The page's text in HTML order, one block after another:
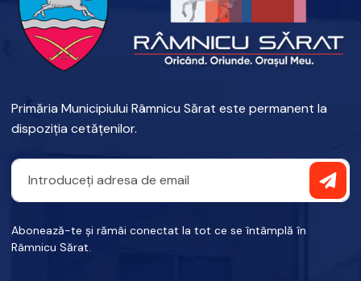
Primăria Municipiului Râmnicu Sărat este permanent la
dispoziția cetățenilor.
Abonează-te și rămâi conectat la tot ce se întâmplă în
Râmnicu Sărat.